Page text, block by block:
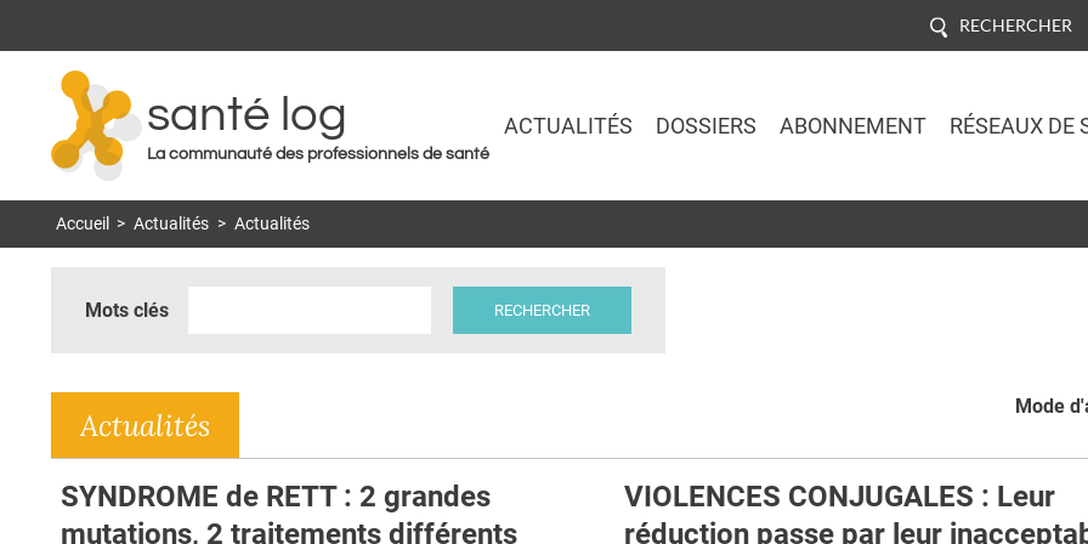
RECHERCHER
santé log
La communauté des professionnels de santé
ACTUALITÉS DOSSIERS ABONNEMENT RÉSEAUX DE
Accueil > Actualités > Actualités
Mots clés
Mode
Actualités
SYNDROME de RETT : 2 grandes
mutations, 2 traitements différents
VIOLENCES CONJUGALES : Leur
réduction passe par leur